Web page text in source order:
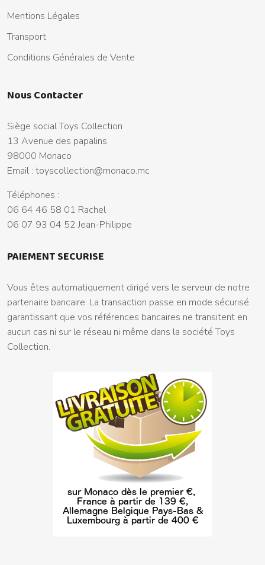
Mentions Légales
Transport
Conditions Générales de Vente
Nous Contacter
Siège social Toys Collection
13 Avenue des papalins
98000 Monaco
Email : toyscollection@monaco.mc
Téléphones :
06 64 46 58 01 Rachel
06 07 93 04 52 Jean-Philippe
PAIEMENT SECURISE
Vous êtes automatiquement dirigé vers le serveur de notre
partenaire bancaire. La transaction passe en mode sécurisé
garantissant que vos références bancaires ne transitent en
aucun cas ni sur le réseau ni même dans la société Toys
Collection.